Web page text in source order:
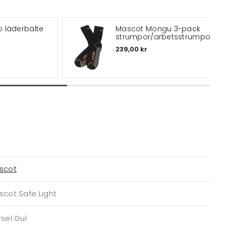
läderbälte
Mascot Mongu 3-pack
strumpor/arbetsstrumpor
239,00 kr
Safe Light
Gul